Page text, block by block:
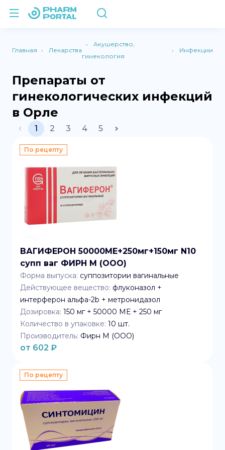
Главная Лекарства
Акушерство,
гинекология
Инфекции
Препараты от
гинекологических инфекций
в Орле
1 2 3 4 5
По рецепту
ВАГИФЕРОН 50000МЕ+250мг+150мг N10
супп ваг ФИРН М (ООО)
Форма выпуска: суппозитории вагинальные
Действующее вещество: флуконазол +
интерферон альфа-2b + метронидазол
Дозировка: 150 мг + 50000 МЕ + 250 мг
Количество в упаковке: 10 шт.
Производитель: Фирн М (ООО)
от 602 ₽
По рецепту